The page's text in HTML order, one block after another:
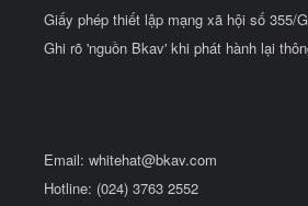
Giấy phép thiết lập mạng xã hội số 355/
Ghi rõ 'nguồn Bkav' khi phát hành lại
Email: whitehat@bkav.com
Hotline: (024) 3763 2552